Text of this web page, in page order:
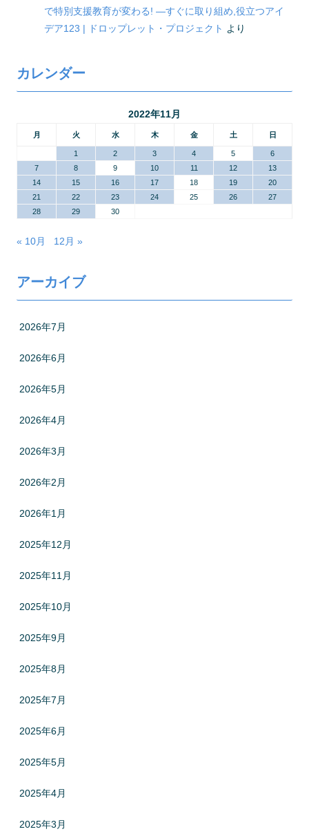
で特別支援教育が変わる! ―すぐに取り組め,役立つアイ
デア123 | ドロップレット・プロジェクト より
カレンダー
2022年11月
月 火 水 木 金 土 日
1 2 3 4 5
6
7
8 9 10 11 12
13
14
15 16 17 18 19
20
21
22 23 24 25 26
27
28
29 30
« 10月 12月 »
アーカイブ
2026年7月
2026年6月
2026年5月
2026年4月
2026年3月
2026年2月
2026年1月
2025年12月
2025年11月
2025年10月
2025年9月
2025年8月
2025年7月
2025年6月
2025年5月
2025年4月
2025年3月